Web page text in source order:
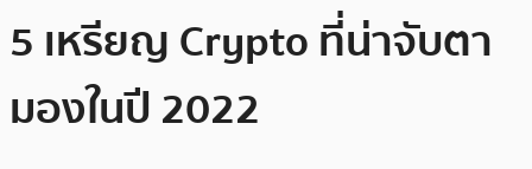
5 เหรียญ Crypto ที่น่าจับตา
มองในปี 2022